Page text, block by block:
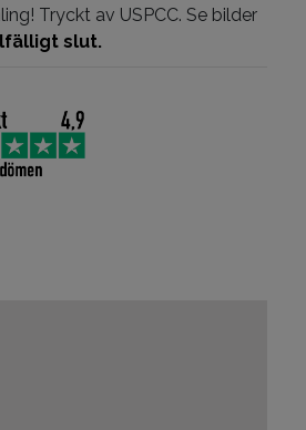
Tryckt av USPCC. Se bilder
slut.